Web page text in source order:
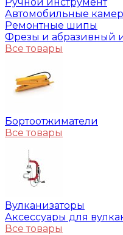
Автомобильные
Ремонтные шипы
Фрезы и абразивный
Все товары
Бортоотжиматели
Все товары
Вулканизаторы
Аксессуары для
Все товары